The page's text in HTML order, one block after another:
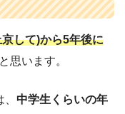
して)から5年後に
思います。
中学生くらいの年